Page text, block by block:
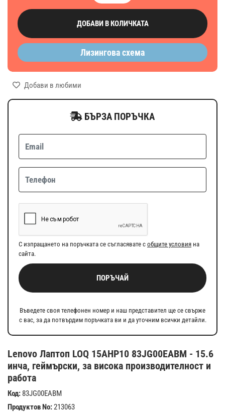
Lenovo Лаптоп LOQ 15AHP10 83JG00EABM - 15.6
инча, геймърски, за висока производителност и
работа
Код: 83JG00EABM
Продуктов No:213063
ДОБАВИ В КОЛИЧКАТА
Лизингова схема
Добави в любими
БЪРЗА ПОРЪЧКА
С изпращането на поръчката се съгласявате с общите условия на
сайта.
ПОРЪЧАЙ
Въведете своя телефонен номер и наш представител ще се свърже
с вас, за да потвърдим поръчката ви и да уточним всички детайли.